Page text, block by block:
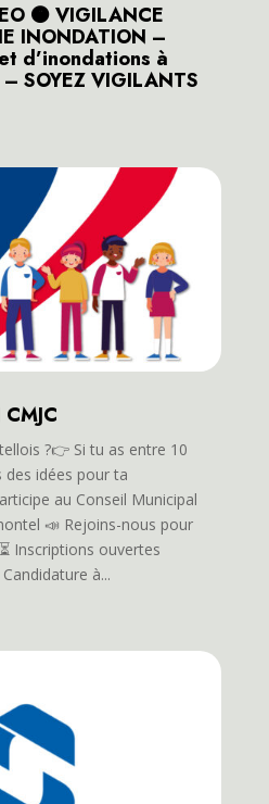
🟠 VIGILANCE
INONDATION –
d’inondations à
SOYEZ VIGILANTS
?👉️ Si tu as entre 10
des idées pour ta
au Conseil Municipal
📣 Rejoins-nous pour
Inscriptions ouvertes
à...